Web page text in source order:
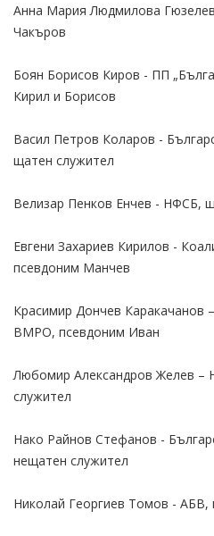
Анна Мария Людмилова
Чакъров
Боян Борисов Киров - ПП
Кирил и Борисов
Васил Петров Коларов -
щатен служител
Велизар Пенков Енчев - НФСБ,
Евгени Захариев Кирилов -
псевдоним Манчев
Красимир Дончев Каракачанов
ВМРО, псевдоним Иван
Любомир Александров Желев –
служител
Нако Райнов Стефанов -
нещатен служител
Николай Георгиев Томов - АБВ,